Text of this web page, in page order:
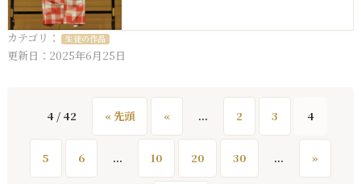
カテゴリ： 生徒の作品
更新日：2025年6月25日
4 / 42 « 先頭 « ... 2 3 4
5 6 ... 10 20 30 ... »